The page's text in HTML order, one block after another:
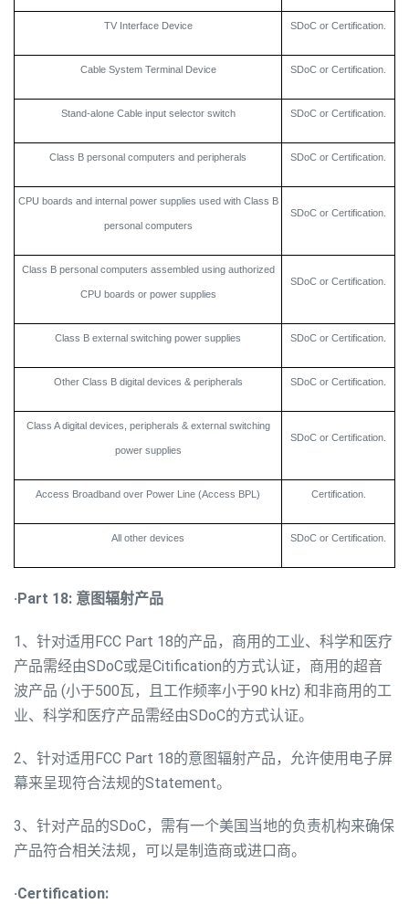
TV Interface Device SDoC or Certification.
Cable System Terminal Device SDoC or Certification.
Stand-alone Cable input selector switch SDoC or Certification.
Class B personal computers and peripherals SDoC or Certification.
CPU boards and internal power supplies used with Class B
personal computers
SDoC or Certification.
Class B personal computers assembled using authorized
CPU boards or power supplies
SDoC or Certification.
Class B external switching power supplies SDoC or Certification.
Other Class B digital devices & peripherals SDoC or Certification.
Class A digital devices, peripherals & external switching
power supplies
SDoC or Certification.
Access Broadband over Power Line (Access BPL) Certification.
All other devices SDoC or Certification.
·Part 18: 意图辐射产品
1、针对适用FCC Part 18的产品，商用的工业、科学和医疗
产品需经由SDoC或是Citification的方式认证，商用的超音
波产品 (小于500瓦，且工作频率小于90 kHz) 和非商用的工
业、科学和医疗产品需经由SDoC的方式认证。
2、针对适用FCC Part 18的意图辐射产品，允许使用电子屏
幕来呈现符合法规的Statement。
3、针对产品的SDoC，需有一个美国当地的负责机构来确保
产品符合相关法规，可以是制造商或进口商。
·Certification: